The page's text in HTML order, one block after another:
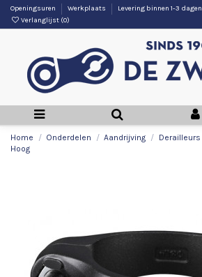
Openingsuren Werkplaats
Levering binnen 1-3 dagen
Verlanglijst (0)
Home Onderdelen Aandrijving Derailleurs
Hoog